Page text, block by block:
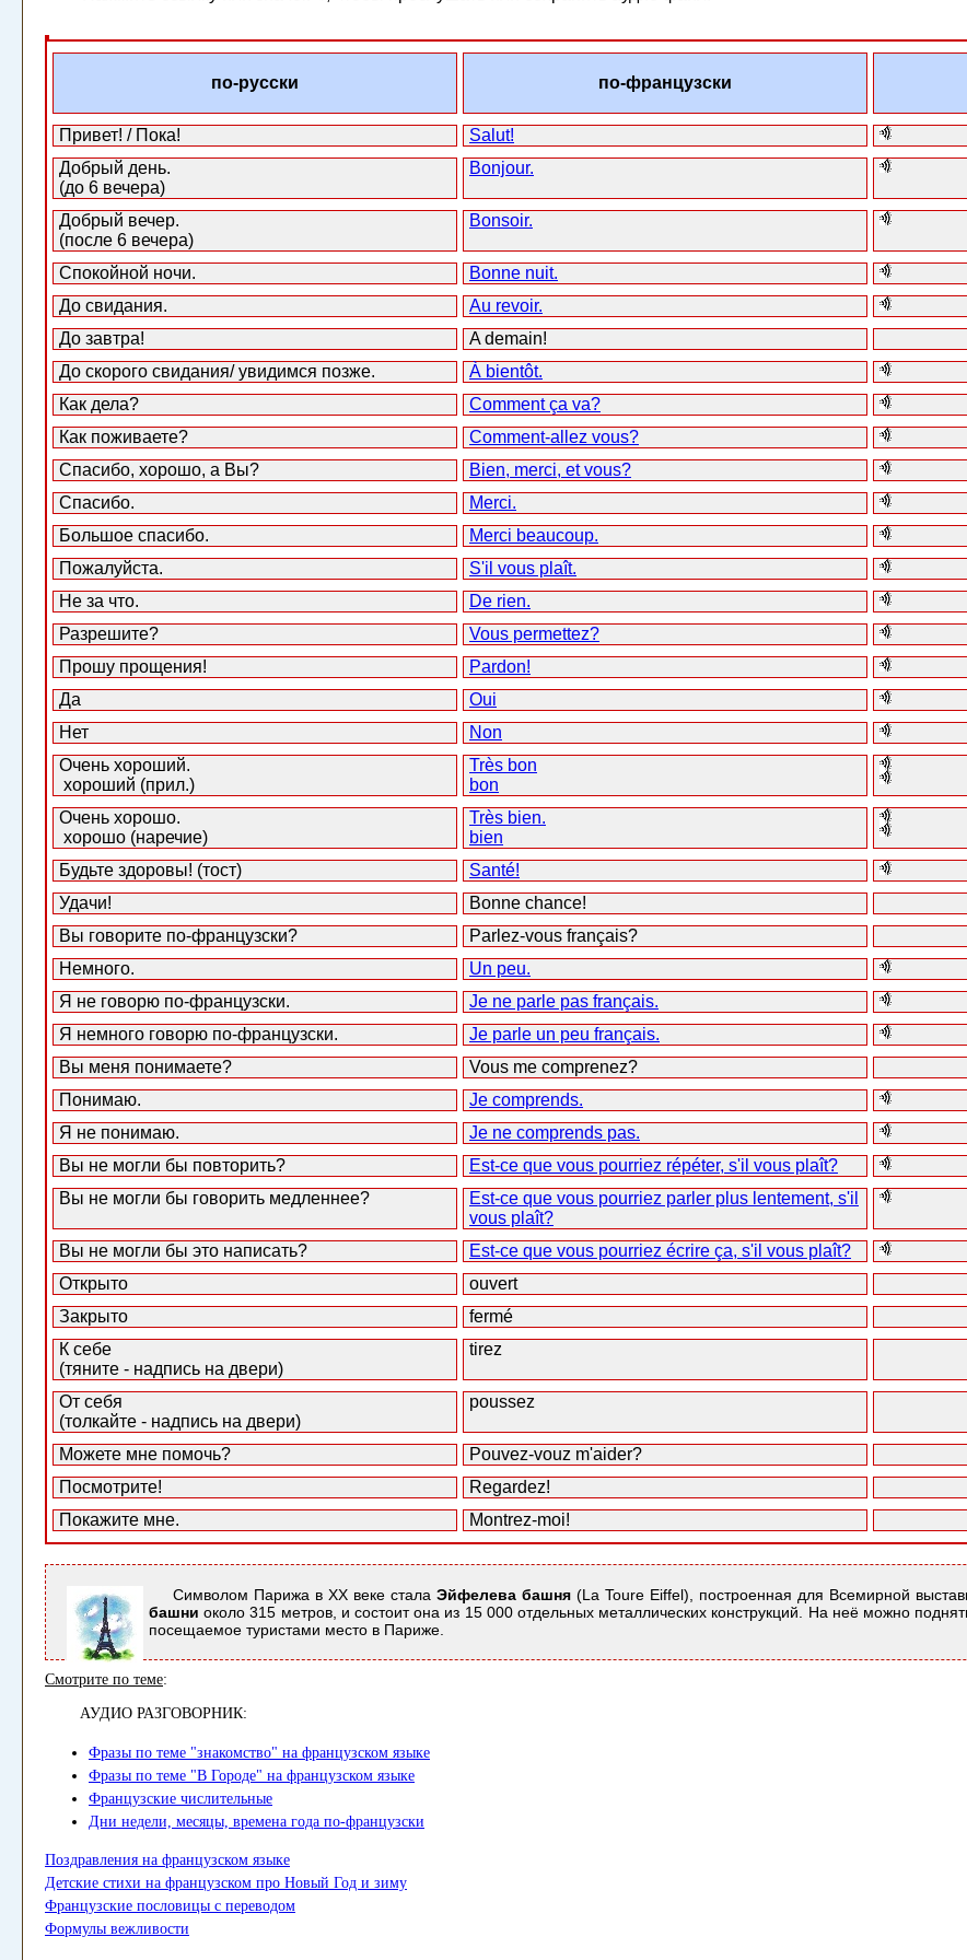
по-русски по-французски
Привет! / Пока!
Salut!
Добрый день.
(до 6 вечера)
Bonjour.
Добрый вечер.
(после 6 вечера)
Bonsoir.
Спокойной ночи.
Bonne nuit.
До свидания.
Au revoir.
До завтра!
A demain!
До скорого свидания/ увидимся позже.
À bientôt.
Как дела?
Comment ça va?
Как поживаете?
Comment-allez vous?
Спасибо, хорошо, а Вы?
Bien, merci, et vous?
Спасибо.
Merci.
Большое спасибо.
Merci beaucoup.
Пожалуйста.
S'il vous plaît.
Не за что.
De rien.
Разрешите?
Vous permettez?
Прошу прощения!
Pardon!
Да
Oui
Нет
Non
Очень хороший.
хороший (прил.)
Très bon
bon
Очень хорошо.
хорошо (наречие)
Très bien.
bien
Будьте здоровы! (тост)
Santé!
Удачи!
Bonne chance!
Вы говорите по-французски?
Parlez-vous français?
Немного.
Un peu.
Я не говорю по-французски.
Je ne parle pas français.
Я немного говорю по-французски.
Je parle un peu français.
Вы меня понимаете?
Vous me comprenez?
Понимаю.
Je comprends.
Я не понимаю.
Je ne comprends pas.
Вы не могли бы повторить?
Est-ce que vous pourriez répéter, s'il vous plaît?
Вы не могли бы говорить медленнее?
Est-ce que vous pourriez parler plus lentement, s'il
vous plaît?
Вы не могли бы это написать?
Est-ce que vous pourriez écrire ça, s'il vous plaît?
Открыто
ouvert
Закрыто
fermé
К себе
(тяните - надпись на двери)
tirez
От себя
(толкайте - надпись на двери)
poussez
Можете мне помочь?
Pouvez-vouz m'aider?
Посмотрите!
Regardez!
Покажите мне.
Montrez-moi!
Символом Парижа в XX веке стала Эйфелева башня(La Toure Eiffel), построенная для Всемирной
башни около 315 метров, и состоит она из 15 000 отдельных металлических конструкций. На неё можно
посещаемое туристами место в Париже.
Смотрите по теме:
АУДИО РАЗГОВОРНИК:
Фразы по теме "знакомство" на французском языке
Фразы по теме "В Городе" на французском языке
Французские числительные
Дни недели, месяцы, времена года по-французски
Поздравления на французском языке
Детские стихи на французском про Новый Год и зиму
Французские пословицы с переводом
Формулы вежливости